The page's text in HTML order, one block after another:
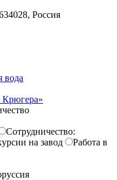
Россия
вода
Сотрудничество:
на завод
Работа в